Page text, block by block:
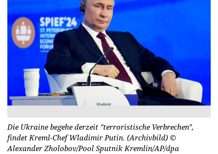
Die Ukraine begehe derzeit "terroristische Verbrechen",
findet Kreml-Chef Wladimir Putin. (Archivbild) ©
Alexander Zholobov/Pool Sputnik Kremlin/AP/dpa